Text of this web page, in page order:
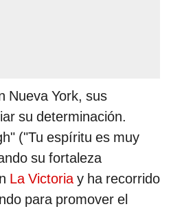
Nueva York, sus
su determinación.
("Tu espíritu es muy
su fortaleza
La Victoriay ha recorrido
para promover el